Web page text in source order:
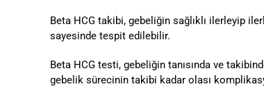
Beta HCG takibi, gebeliğin sağlıklı ilerleyip
sayesinde tespit edilebilir.
Beta HCG testi, gebeliğin tanısında ve
gebelik sürecinin takibi kadar olası